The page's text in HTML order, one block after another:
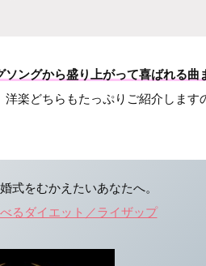
ングから盛り上がって喜ばれる曲
洋楽どちらもたっぷりご紹介します
式をむかえたいあなたへ。
るダイエット／ライザップ